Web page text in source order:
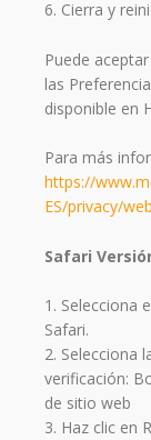
6. Cierra y
Puede
las
disponible en
Para más
https://
ES/privacy/
Safari
1. Selecciona
Safari.
2. Selecciona
verificación:
de sitio web
3. Haz clic en